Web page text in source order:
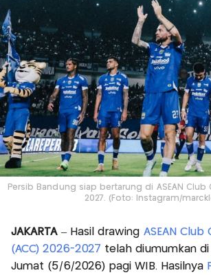
Persib Bandung siap bertarung di ASEAN
2027. (Foto: Instagram/
JAKARTA– Hasil drawing ASEAN
(ACC) 2026-2027 telah diumumkan
Jumat (5/6/2026) pagi WIB. Hasilnya